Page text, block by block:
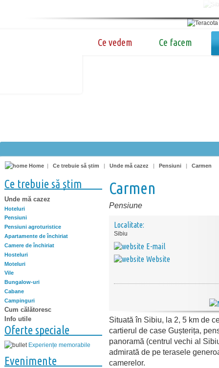
Ce vedem Ce facem
Home | Ce trebuie să știm | Unde mă cazez | Pensiuni | Carmen
Ce trebuie să știm
Unde mă cazez
Hoteluri
Pensiuni
Pensiuni agroturistice
Apartamente de închiriat
Camere de închiriat
Hosteluri
Moteluri
Vile
Bungalow-uri
Cabane
Campinguri
Cum călătoresc
Info utile
Oferte speciale
Experiențe memorabile
Evenimente
Carmen
Pensiune
Localitate:
Sibiu
E-mail
Website
Situată în Sibiu, la 2, 5 km de
cartierul de case Gușterița,
panoramă (centrul vechi al
admirată de pe terasele
camerelor.